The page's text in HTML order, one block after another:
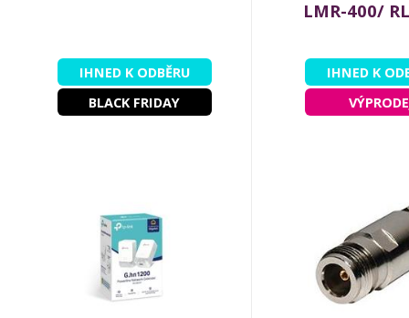
IHNED K ODBĚRU
BLACK FRIDAY
LMR-400/
IHNED K